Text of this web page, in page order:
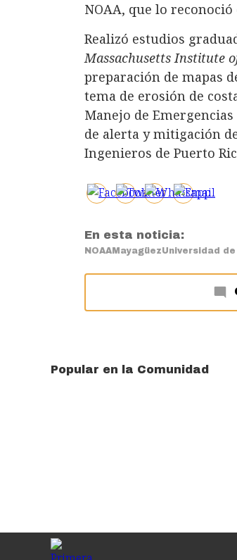
NOAA, que lo reconoció
Realizó estudios
Massachusetts Institute
preparación de mapas
tema de erosión de
Manejo de
de alerta y mitigación
Ingenieros de Puerto
En esta noticia:
NOAA MayagüezUniversidad
Popular en la Comunidad